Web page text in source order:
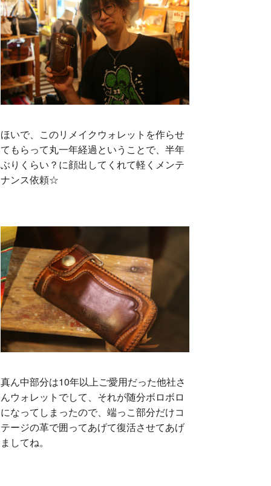
ほいで、このリメイクウォレットを作らせ
てもらって丸一年経過ということで、半年
ぶりくらい？に顔出してくれて軽くメンテ
ナンス依頼☆
真ん中部分は10年以上ご愛用だった他社さ
んウォレットでして、それが随分ボロボロ
になってしまったので、端っこ部分だけコ
テージの革で囲ってあげて復活させてあげ
ましてね。